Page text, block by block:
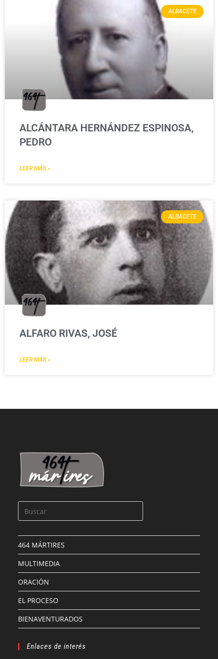
ALBACETE
ALCÁNTARA HERNÁNDEZ ESPINOSA,
PEDRO
LEER MÁS »
ALBACETE
ALFARO RIVAS, JOSÉ
LEER MÁS »
464 MÁRTIRES
MULTIMEDIA
ORACIÓN
EL PROCESO
BIENAVENTURADOS
Enlaces de interés